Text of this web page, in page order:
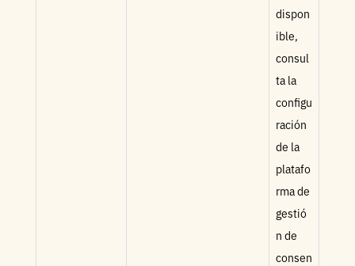
dispon
ible,
consul
ta la
configu
ración
de la
platafo
rma de
gestió
n de
consen